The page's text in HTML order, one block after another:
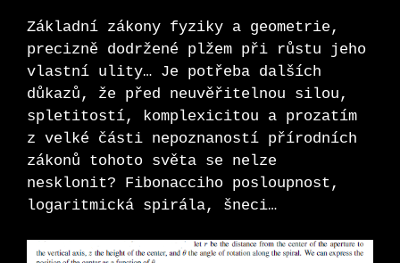
Základní zákony fyziky a geometrie,
precizně dodržené plžem při růstu jeho
vlastní ulity… Je potřeba dalších
důkazů, že před neuvěřitelnou silou,
spletitostí, komplexicitou a prozatím
z velké části nepoznaností přírodních
zákonů tohoto světa se nelze
nesklonit? Fibonacciho posloupnost,
logaritmická spirála, šneci…